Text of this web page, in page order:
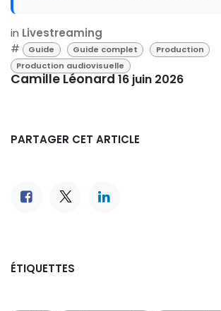
in Livestreaming
#
Guide Guide complet
Production
Production audiovisuelle
Camille Léonard16 juin 2026
PARTAGER CET ARTICLE
ÉTIQUETTES